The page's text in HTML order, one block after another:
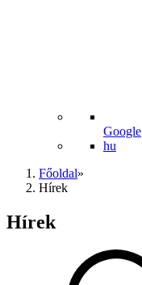
Google
hu
Főoldal»
Hírek
Hírek